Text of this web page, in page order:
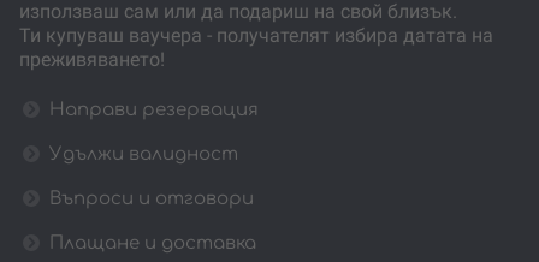
използваш сам или да подариш на свой близък.
Ти купуваш ваучера - получателят избира датата на
преживяването!
Направи резервация
Удължи валидност
Въпроси и отговори
Плащане и доставка